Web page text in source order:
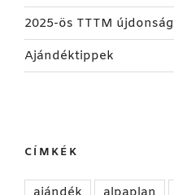
2025-ös TTTM újdonság
Ajándéktippek
CÍMKÉK